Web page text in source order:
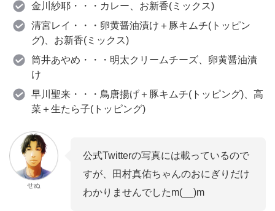
金川紗耶・・・カレー、お新香(ミックス)
清宮レイ・・・卵黄醤油漬け＋豚キムチ(トッピン
グ)、お新香(ミックス)
筒井あやめ・・・明太クリームチーズ、卵黄醤油漬
け
早川聖来・・・鳥唐揚げ＋豚キムチ(トッピング)、高
菜＋生たら子(トッピング)
せぬ
公式Twitterの写真には載っているので
すが、田村真佑ちゃんのおにぎりだけ
わかりませんでしたm(__)m